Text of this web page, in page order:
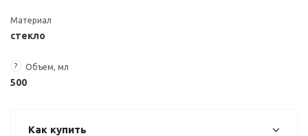
Материал
стекло
? Объем, мл
500
Как купить